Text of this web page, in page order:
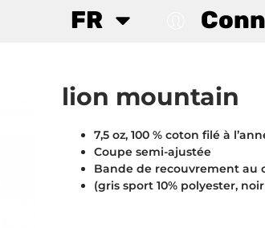
FR
lion mountain
7,5 oz, 100 % coton filé à
Coupe semi-ajustée
Bande de recouvrement au
(gris sport 10% polyester,